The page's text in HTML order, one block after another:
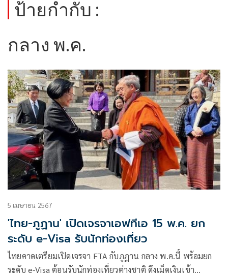
ป้ายกำกับ :
กลาง พ.ค.
5 เมษายน 2567
'ไทย-ภูฏาน' เปิดเจรจาเอฟทีเอ 15 พ.ค. ยก
ระดับ e-Visa รับนักท่องเที่ยว
ไทยคาดเตรียมเปิดเจรจา FTA กับภูฏาน กลาง พ.ค.นี้ พร้อมยก
ระดับ e-Visa ต้อนรับนักท่องเที่ยวต่างชาติ ดึงเม็ดเงินเข้า